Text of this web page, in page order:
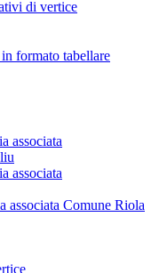
di vertice
formato tabellare
associata
associata
associata Comune Riola